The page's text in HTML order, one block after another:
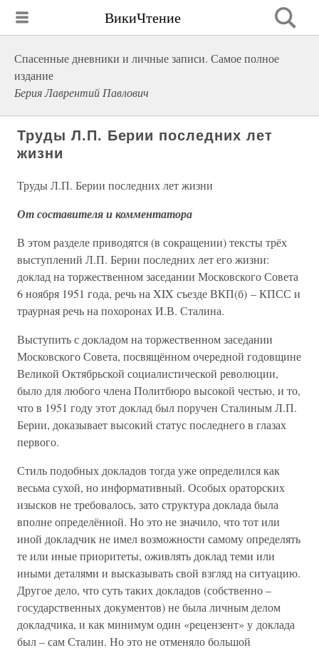
ВикиЧтение
Спасенные дневники и личные записи. Самое полное
издание
Берия Лаврентий Павлович
Труды Л.П. Берии последних лет
жизни
Труды Л.П. Берии последних лет жизни
От составителя и комментатора
В этом разделе приводятся (в сокращении) тексты трёх
выступлений Л.П. Берии последних лет его жизни:
доклад на торжественном заседании Московского Совета
6 ноября 1951 года, речь на XIX съезде ВКП(б) – КПСС и
траурная речь на похоронах И.В. Сталина.
Выступить с докладом на торжественном заседании
Московского Совета, посвящённом очередной годовщине
Великой Октябрьской социалистической революции,
было для любого члена Политбюро высокой честью, и то,
что в 1951 году этот доклад был поручен Сталиным Л.П.
Берии, доказывает высокий статус последнего в глазах
первого.
Стиль подобных докладов тогда уже определился как
весьма сухой, но информативный. Особых ораторских
изысков не требовалось, зато структура доклада была
вполне определённой. Но это не значило, что тот или
иной докладчик не имел возможности самому определять
те или иные приоритеты, оживлять доклад теми или
иными деталями и высказывать свой взгляд на ситуацию.
Другое дело, что суть таких докладов (собственно –
государственных документов) не была личным делом
докладчика, и как минимум один «рецензент» у доклада
был – сам Сталин. Но это не отменяло большой